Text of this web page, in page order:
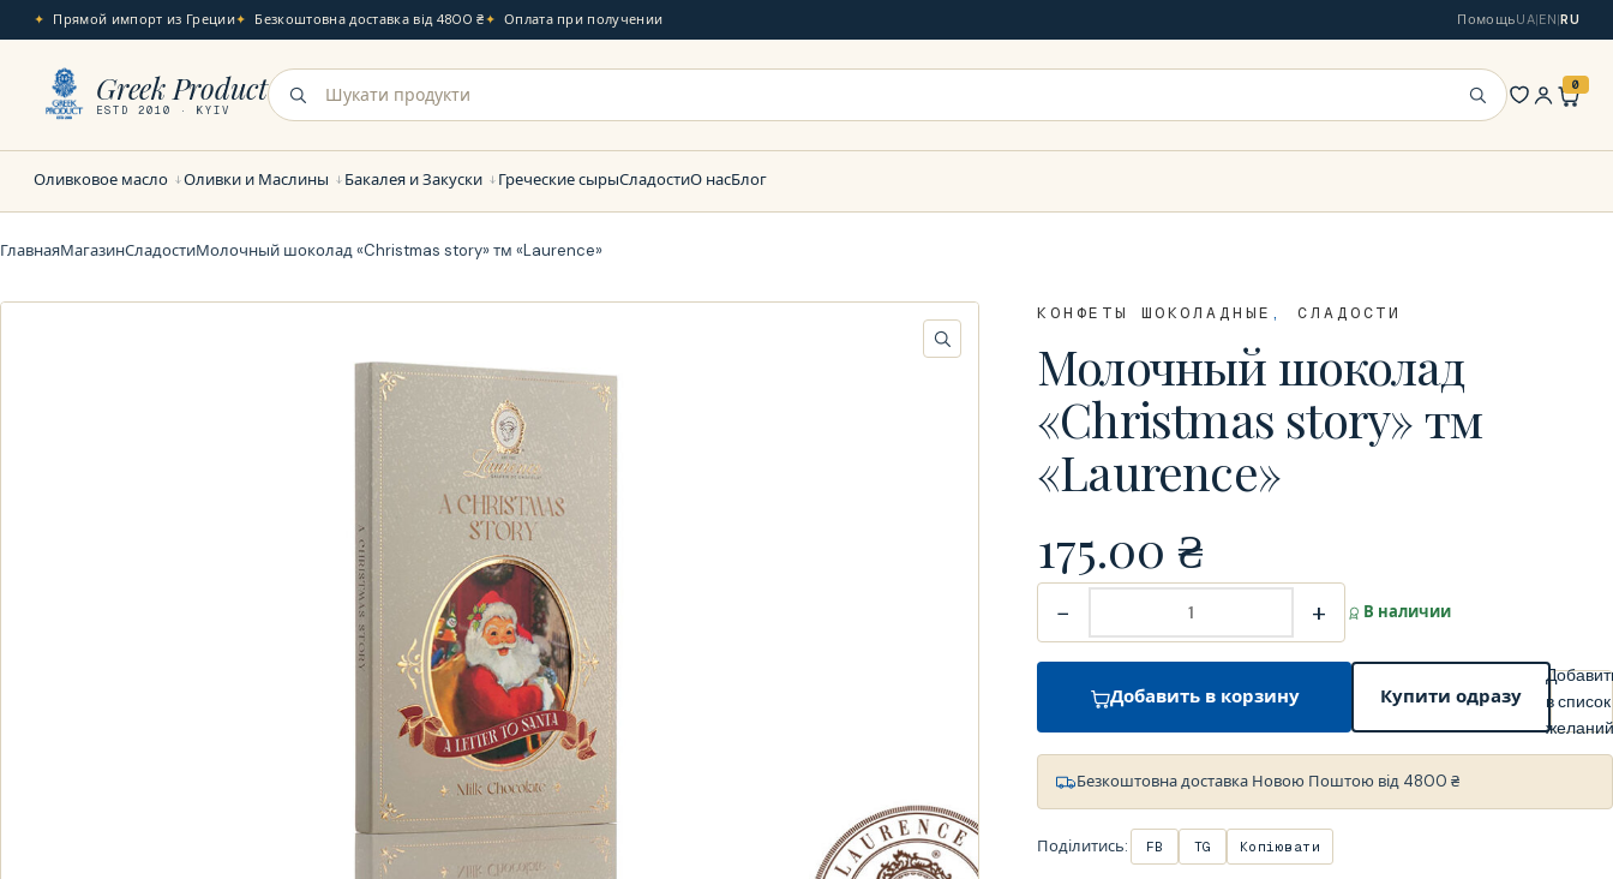
Прямой импорт из Греции Безкоштовна доставка від 4800 ₴ Оплата при получении ПомощьUA|EN|RU
Greek Product
ESTD 2010 · KYIV Искать
0
Оливковое масло Оливки и Маслины Бакалея и Закуски Греческие сырыСладостиО насБлог
ГлавнаяМагазинСладостиМолочный шоколад «Christmas story» тм «Laurence»
КОНФЕТЫ ШОКОЛАДНЫЕ ,СЛАДОСТИ
Молочный шоколад
«Christmas story» тм
«Laurence»
175.00 ₴
− + В наличии
Добавить в корзину Купити одразу
в список
желаний
Безкоштовна доставка Новою Поштою від 4800 ₴
Поділитись: FB TG Копіювати